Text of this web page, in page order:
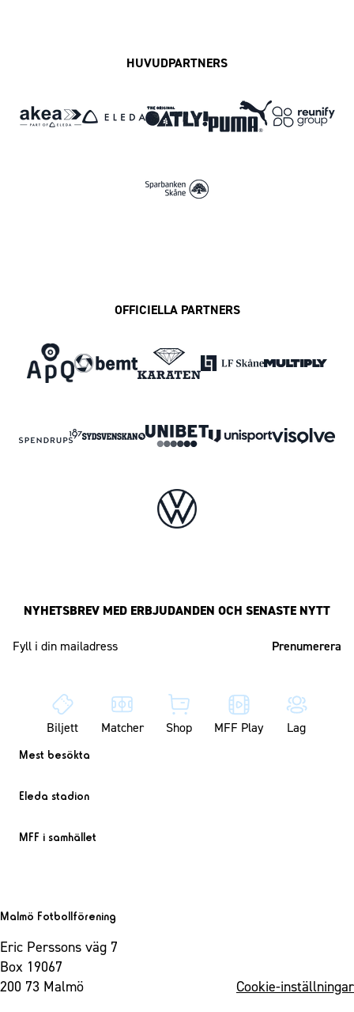
HUVUDPARTNERS
OFFICIELLA PARTNERS
NYHETSBREV MED ERBJUDANDEN OCH SENASTE NYTT
Biljett Matcher Shop MFF Play Lag
Mest besökta
Eleda stadion
MFF i samhället
Malmö Fotbollförening
Eric Perssons väg 7
Box 19067
200 73 Malmö
Cookie-inställningar